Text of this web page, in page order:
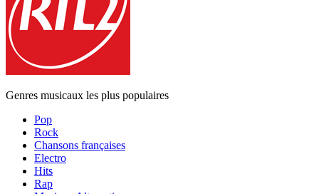
Genres musicaux les plus populaires
Pop
Rock
Chansons françaises
Electro
Hits
Rap